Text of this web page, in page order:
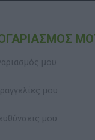
μου
μου
μου